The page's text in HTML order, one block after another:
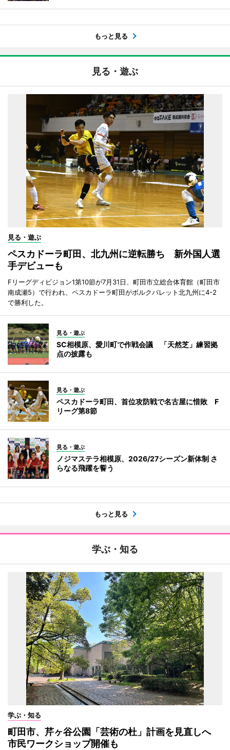
もっと見る
見る・遊ぶ
見る・遊ぶ
ペスカドーラ町田、北九州に逆転勝ち 新外国人選
手デビューも
Fリーグディビジョン1第10節が7月31日、町田市立総合体育館（町田市
南成瀬5）で行われ、ペスカドーラ町田がボルクバレット北九州に4-2
で勝利した。
見る・遊ぶ
SC相模原、愛川町で作戦会議 「天然芝」練習拠
点の披露も
見る・遊ぶ
ペスカドーラ町田、首位攻防戦で名古屋に惜敗 F
リーグ第8節
見る・遊ぶ
ノジマステラ相模原、2026/27シーズン新体制 さ
らなる飛躍を誓う
もっと見る
学ぶ・知る
学ぶ・知る
町田市、芹ヶ谷公園「芸術の杜」計画を見直しへ
市民ワークショップ開催も